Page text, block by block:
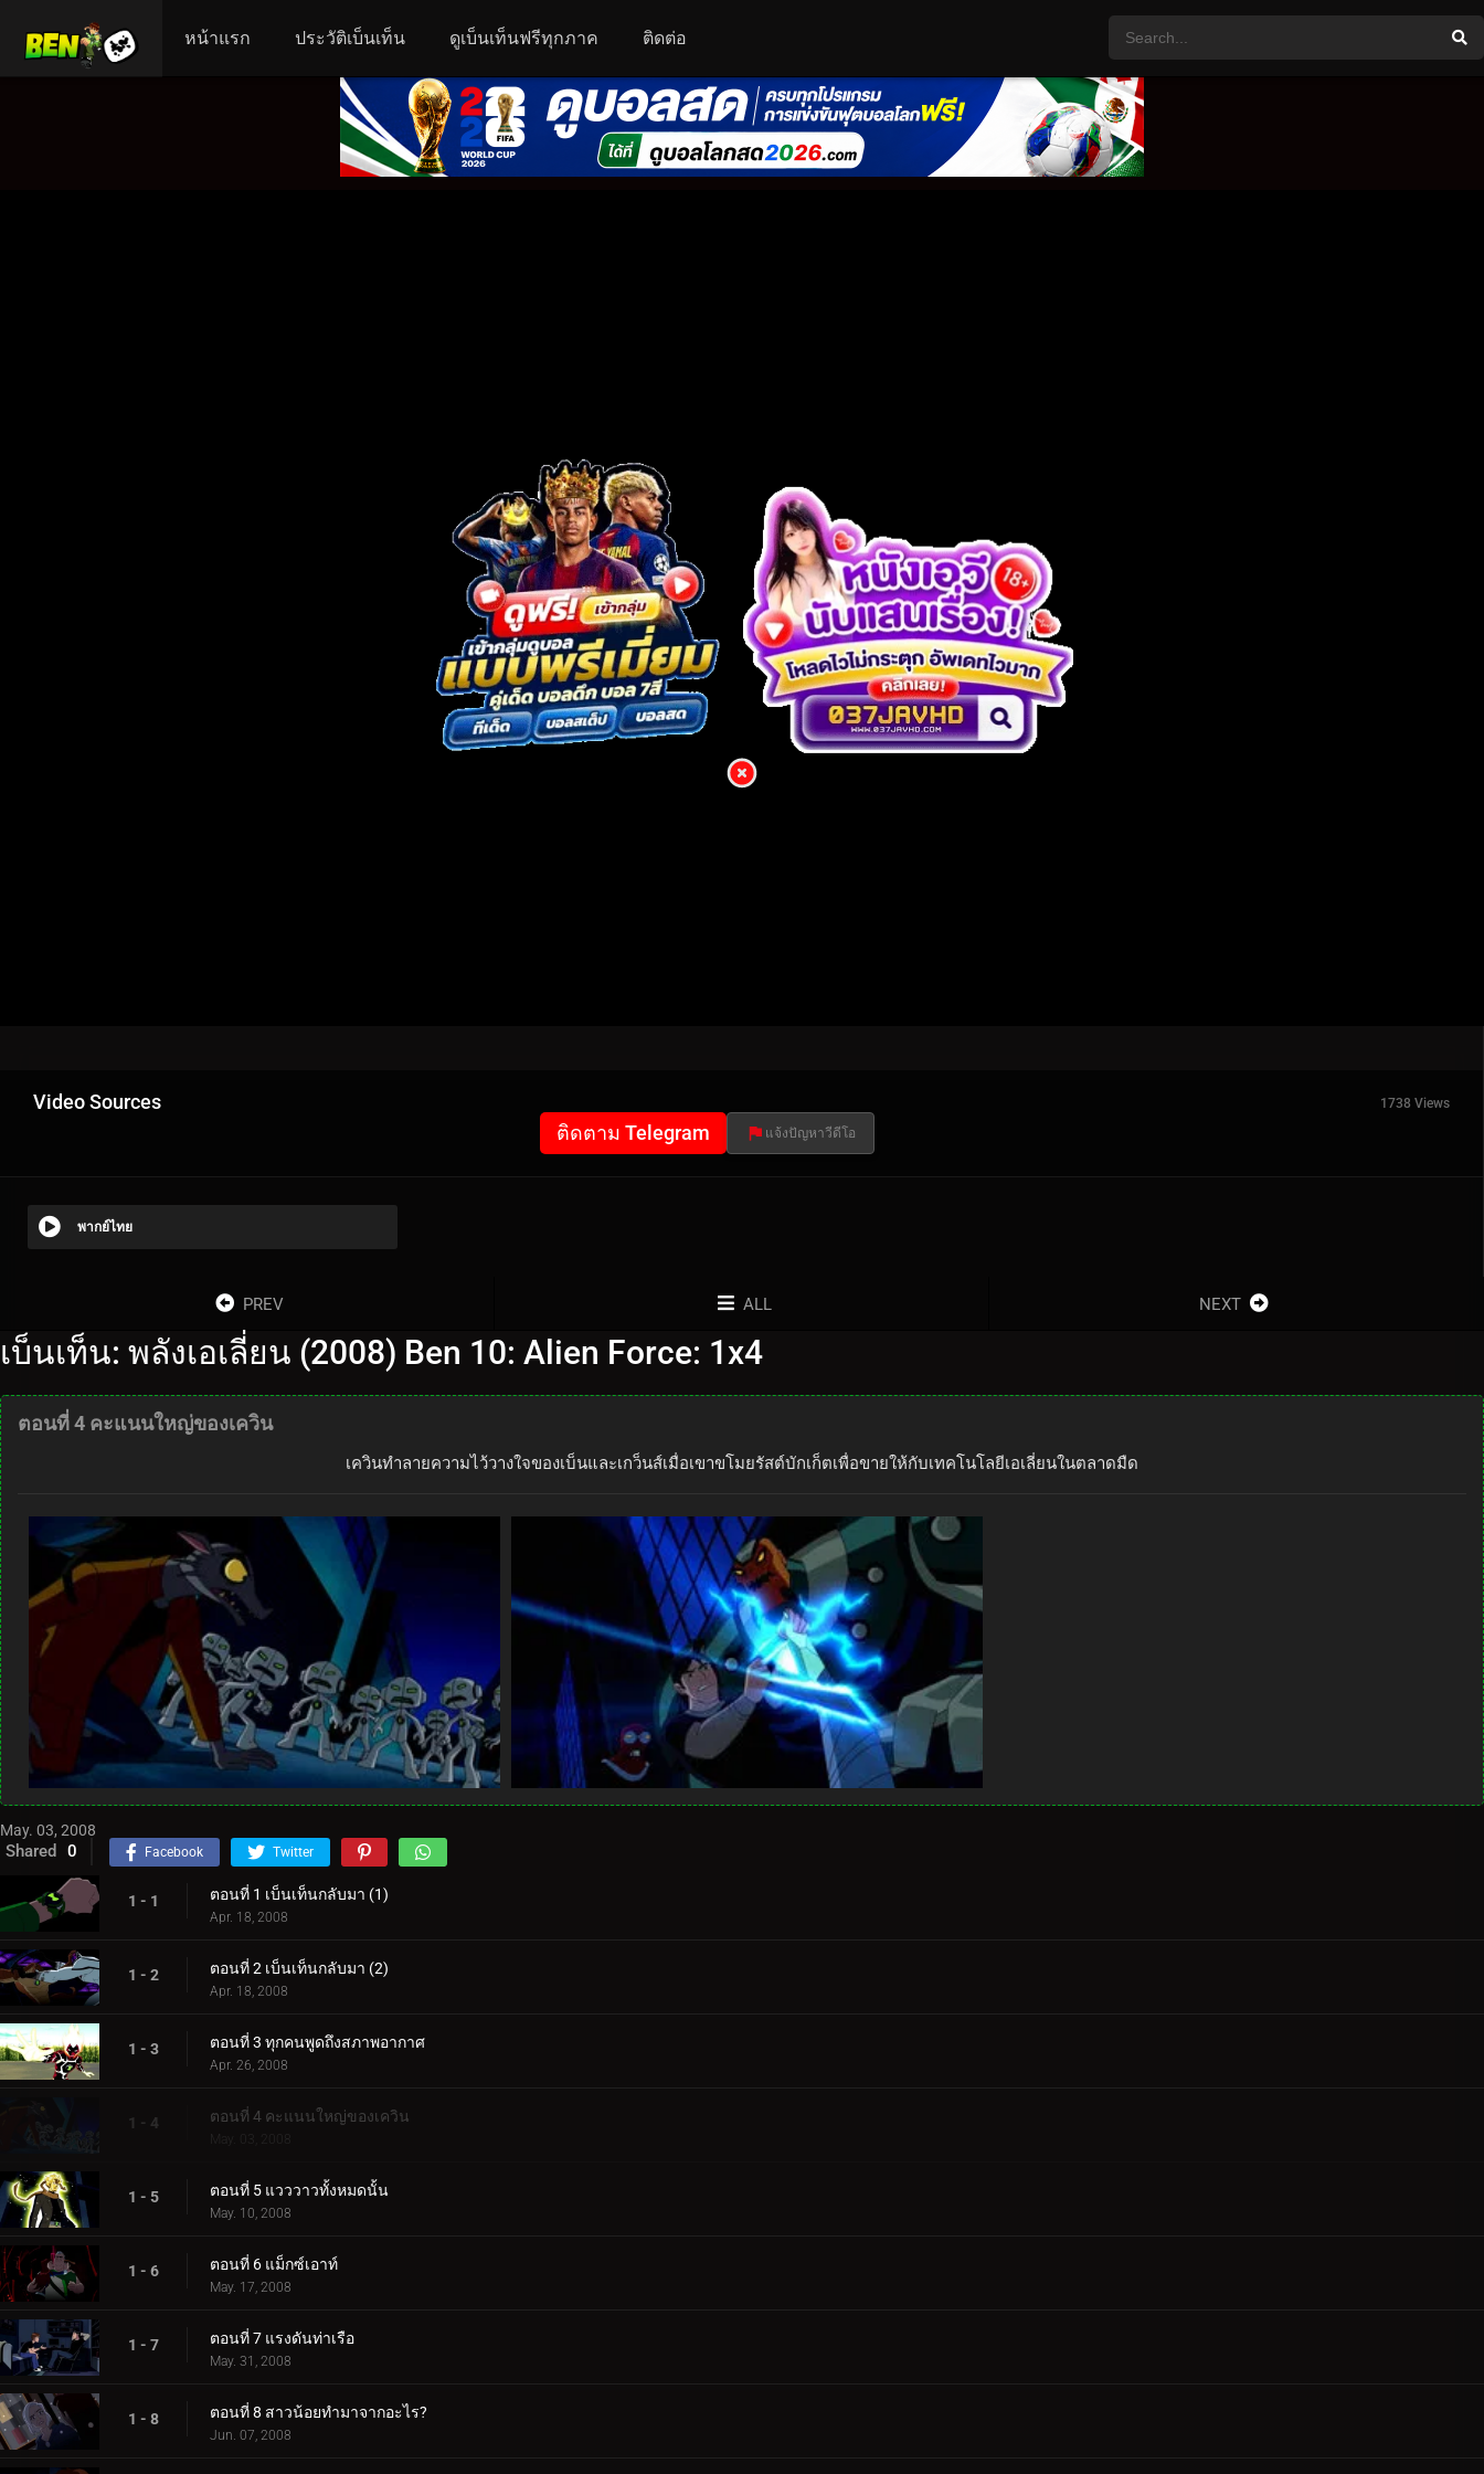
หน้าแรก ประวัติเบ็นเท็น ดูเบ็นเท็นฟรีทุกภาค ติดต่อ
Video Sources 1738 Views
ติดตาม Telegram แจ้งปัญหาวีดีโอ
พากย์ไทย
PREV ALL NEXT
เบ็นเท็น: พลังเอเลี่ยน (2008) Ben 10: Alien Force: 1x4
ตอนที่ 4 คะแนนใหญ่ของเควิน
เควินทำลายความไว้วางใจของเบ็นและเกว็นส์เมื่อเขาขโมยรัสต์บักเก็ตเพื่อขายให้กับเทคโนโลยีเอเลี่ยนในตลาดมืด
May. 03, 2008
Shared 0 Facebook Twitter
1 - 1 ตอนที่ 1 เบ็นเท็นกลับมา (1)
Apr. 18, 2008
1 - 2 ตอนที่ 2 เบ็นเท็นกลับมา (2)
Apr. 18, 2008
1 - 3 ตอนที่ 3 ทุกคนพูดถึงสภาพอากาศ
Apr. 26, 2008
1 - 4 ตอนที่ 4 คะแนนใหญ่ของเควิน
May. 03, 2008
1 - 5 ตอนที่ 5 แวววาวทั้งหมดนั้น
May. 10, 2008
1 - 6 ตอนที่ 6 แม็กซ์เอาท์
May. 17, 2008
1 - 7 ตอนที่ 7 แรงดันท่าเรือ
May. 31, 2008
1 - 8 ตอนที่ 8 สาวน้อยทำมาจากอะไร?
Jun. 07, 2008